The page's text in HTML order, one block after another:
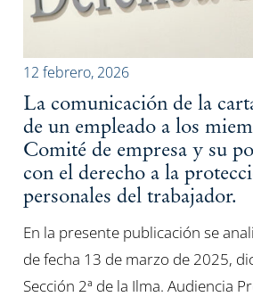
12 febrero, 2026
La comunicación de la
de un empleado a los
Comité de empresa y su
con el derecho a la
personales del trabajador.
En la presente publicación se
de fecha 13 de marzo de 2025,
Sección 2ª de la Ilma. Audiencia